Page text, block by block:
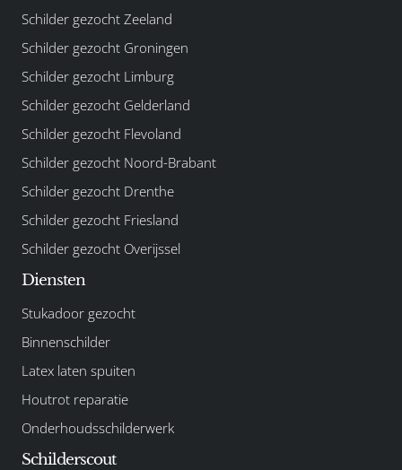
Schilder gezocht Zeeland
Schilder gezocht Groningen
Schilder gezocht Limburg
Schilder gezocht Gelderland
Schilder gezocht Flevoland
Schilder gezocht Noord-Brabant
Schilder gezocht Drenthe
Schilder gezocht Friesland
Schilder gezocht Overijssel
Diensten
Stukadoor gezocht
Binnenschilder
Latex laten spuiten
Houtrot reparatie
Onderhoudsschilderwerk
Schilderscout